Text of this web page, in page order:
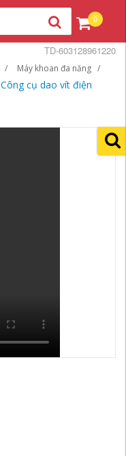
0
Máy khoan đa năng
cụ dao vít điện
TD-603128961220